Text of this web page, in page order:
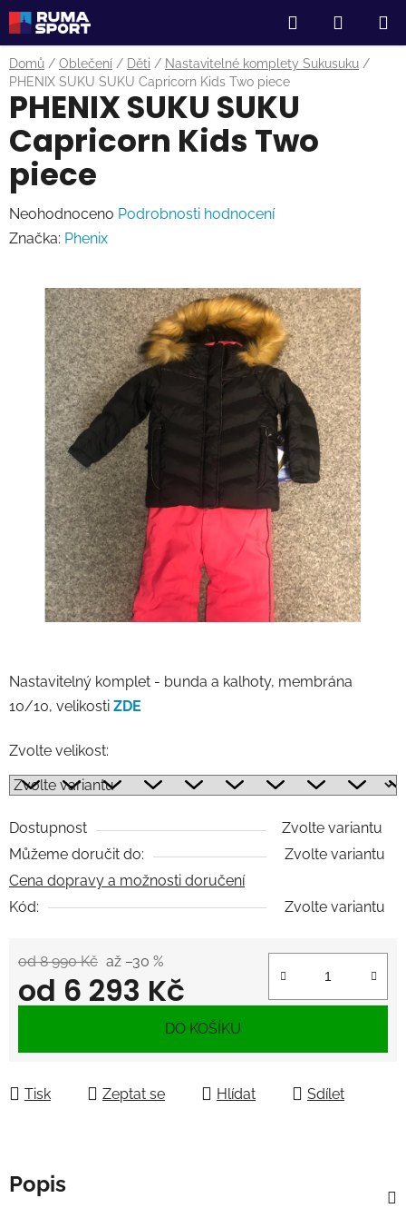
Přejít
na
obsah
Hledat
KOŠÍK
Domů / Oblečení / Děti / Nastavitelné komplety Sukusuku /
PHENIX SUKU SUKU Capricorn Kids Two piece
Nastavitelný komplet - bunda a kalhoty, membrána
10/10, velikosti ZDE
Zvolte velikost:
Dostupnost
Zvolte variantu
Můžeme doručit do:
Zvolte variantu
Cena dopravy a možnosti doručení
Kód:
Zvolte variantu
od 8 990 Kč až –30 %
od 6 293 Kč
DO KOŠÍKU
Tisk Zeptat se Hlídat Sdílet
PHENIX SUKU SUKU
Capricorn Kids Two
piece
Průměrné
hodnocení
hvězdiček.
Neohodnoceno Podrobnosti hodnocení
Značka: Phenix
Popis